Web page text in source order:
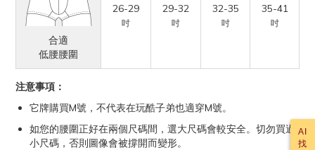
合適
低腰腰圍
26-29
吋
29-32
吋
32-35
吋
35-41
吋
注意事項：
它牌購買M號，不代表在玩酷子弟也適穿M號。
如您的腰圍正好在兩個尺碼間，選大尺碼會較安全。切勿買過
小尺碼，否則圖像會被撐開而變形。
AI
找